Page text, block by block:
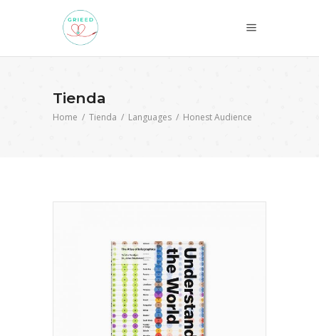
Tienda
Home / Tienda / Languages / Honest Audience